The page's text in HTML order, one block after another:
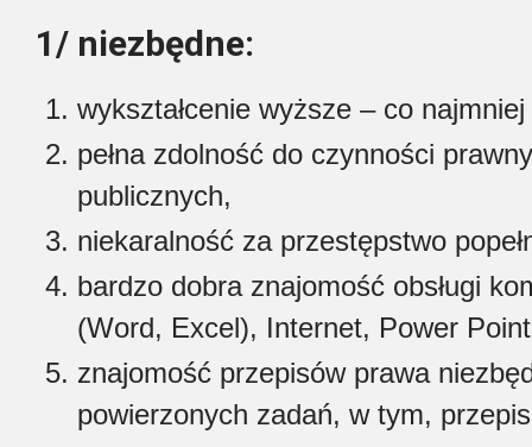
1/ niezbędne:
wykształcenie wyższe – co
pełna zdolność do czynności
publicznych,
niekaralność za przestępstwo
bardzo dobra znajomość obsługi
(Word, Excel), Internet, Power
znajomość przepisów prawa
powierzonych zadań, w tym,